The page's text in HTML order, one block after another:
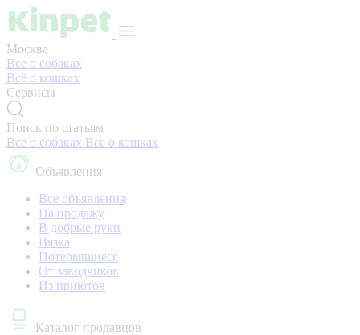
Москва
Всё о собаках
Всё о кошках
Сервисы
Поиск по статьям
Всё о собаках Всё о кошках
Объявления
Все объявления
На продажу
В добрые руки
Вязка
Потерявшиеся
От заводчиков
Из приютов
Каталог продавцов